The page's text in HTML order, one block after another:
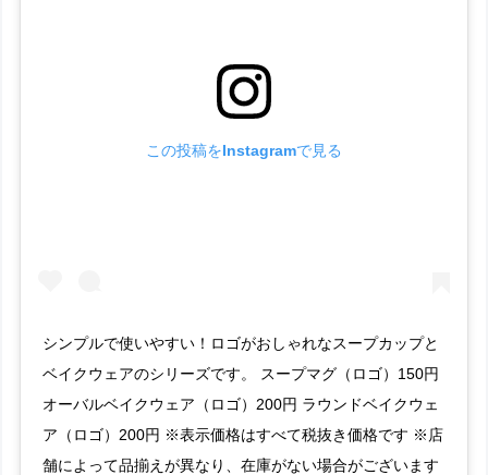
この投稿をInstagramで見る
シンプルで使いやすい！ロゴがおしゃれなスープカップと
ベイクウェアのシリーズです。 スープマグ（ロゴ）150円
オーバルベイクウェア（ロゴ）200円 ラウンドベイクウェ
ア（ロゴ）200円 ※表示価格はすべて税抜き価格です ※店
舗によって品揃えが異なり、在庫がない場合がございます